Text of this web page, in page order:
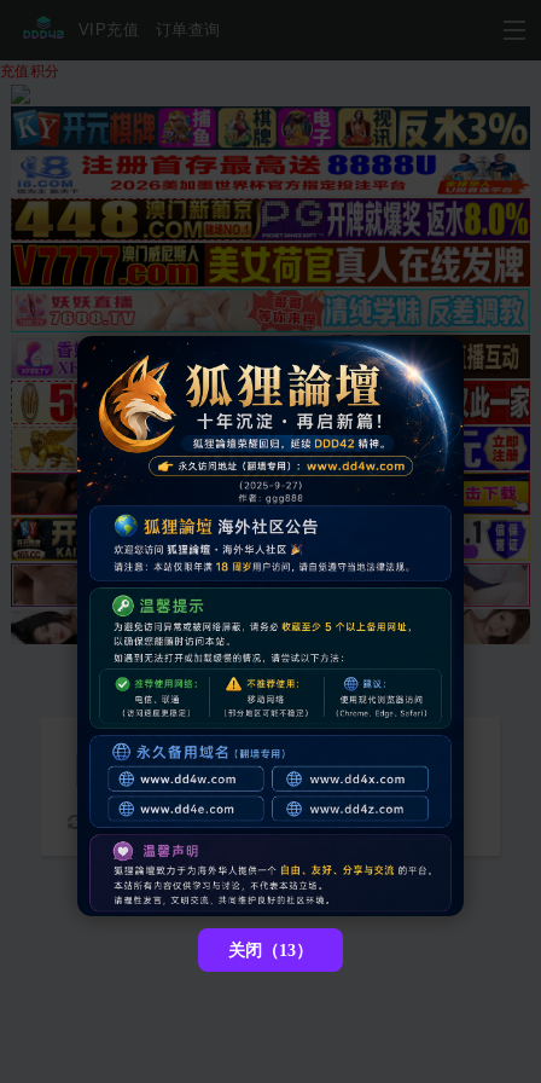
VIP充值 订单查询
充值积分
抱歉，您需要登录后才能查看
请稍候...
关闭（13）